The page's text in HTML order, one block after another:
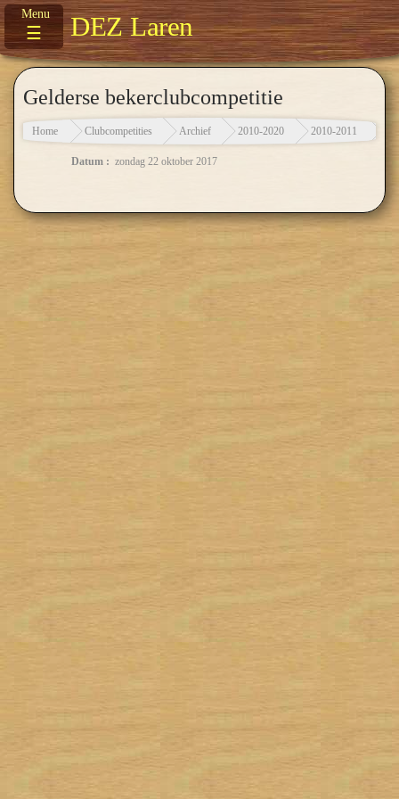
☰ DEZ Laren
Gelderse bekerclubcompetitie
Home Clubcompetities Archief 2010-2020 2010-2011
Datum : zondag 22 oktober 2017